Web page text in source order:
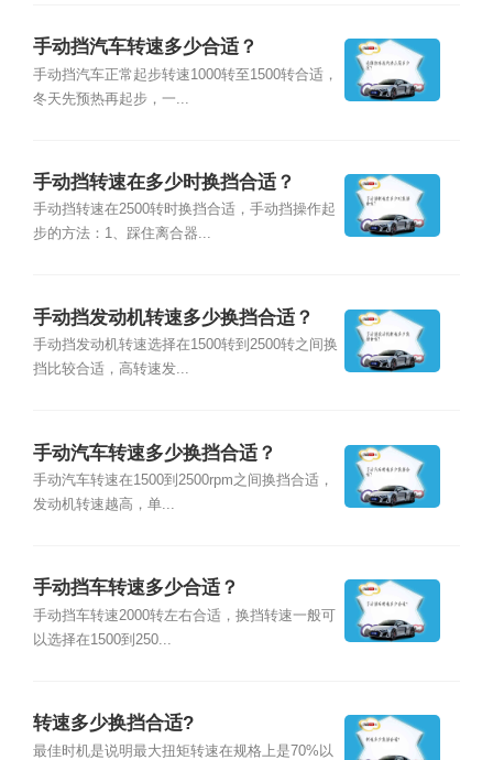
手动挡汽车转速多少合适？
手动挡汽车正常起步转速1000转至1500转合适，
冬天先预热再起步，一...
手动挡转速在多少时换挡合适？
手动挡转速在2500转时换挡合适，手动挡操作起
步的方法：1、踩住离合器...
手动挡发动机转速多少换挡合适？
手动挡发动机转速选择在1500转到2500转之间换
挡比较合适，高转速发...
手动汽车转速多少换挡合适？
手动汽车转速在1500到2500rpm之间换挡合适，
发动机转速越高，单...
手动挡车转速多少合适？
手动挡车转速2000转左右合适，换挡转速一般可
以选择在1500到250...
转速多少换挡合适?
最佳时机是说明最大扭矩转速在规格上是70%以